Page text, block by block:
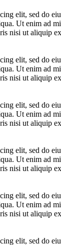
elit, sed do
Ut enim ad
nisi ut aliquip
elit, sed do
Ut enim ad
nisi ut aliquip
elit, sed do
Ut enim ad
nisi ut aliquip
elit, sed do
Ut enim ad
nisi ut aliquip
elit, sed do
Ut enim ad
nisi ut aliquip
elit, sed do